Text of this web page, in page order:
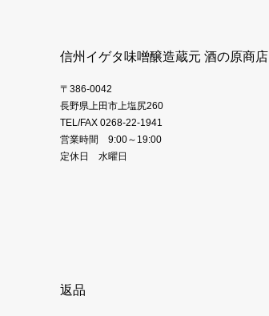
信州イゲタ味噌醸造蔵元 酒の原商店
〒386-0042
長野県上田市上塩尻260
TEL/FAX 0268-22-1941
営業時間 9:00～19:00
定休日 水曜日
返品